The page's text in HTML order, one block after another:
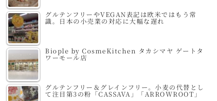
グルテンフリーやVEGAN表記は欧米ではもう常
識。日本の小売業の対応に大幅な遅れ
Biople by CosmeKitchen タカシマヤ ゲートタ
ワーモール店
グルテンフリー＆グレインフリー。小麦の代替とし
て注目第3の粉「CASSAVA」「ARROWROOT」